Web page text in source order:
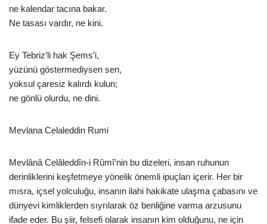
ne kalendar tacına bakar.
Ne tasası vardır, ne kini.
Ey Tebriz’li hak Şems’i,
yüzünü göstermediysen sen,
yoksul çaresiz kalırdı kulun;
ne gönlü olurdu, ne dini.
Mevlana Celaleddin Rumi
Mevlânâ Celâleddîn-i Rûmî’nin bu dizeleri, insan ruhunun
derinliklerini keşfetmeye yönelik önemli ipuçları içerir. Her bir
mısra, içsel yolculuğu, insanın ilahi hakikate ulaşma çabasını ve
dünyevi kimliklerden sıyrılarak öz benliğine varma arzusunu
ifade eder. Bu şiir, felsefi olarak insanın kim olduğunu, ne için